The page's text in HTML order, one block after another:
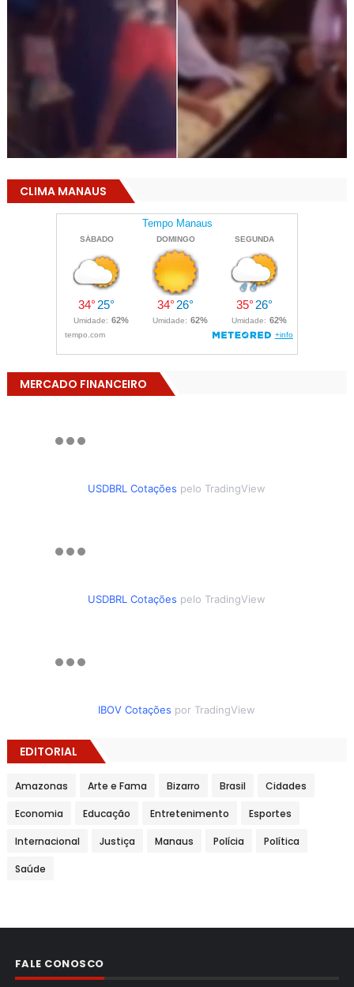
CLIMA MANAUS
MERCADO FINANCEIRO
USDBRL Cotações pelo TradingView
USDBRL Cotações pelo TradingView
IBOV Cotações por TradingView
EDITORIAL
Amazonas Arte e Fama Bizarro Brasil Cidades
Economia Educação Entretenimento Esportes
Internacional Justiça Manaus Polícia Política
Saúde
FALE CONOSCO